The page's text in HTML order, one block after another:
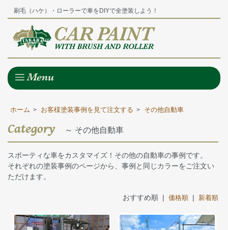
刷毛（ハケ）・ローラーで車をDIYで全塗装しよう！
ホーム > お客様塗装事例を見て注文する > その他自動車
Category ～ その他自動車
スポーティな車をカスタマイズ！その他の自動車の事例です。
それぞれの塗装事例のページから、事例と同じカラーをご注文い
ただけます。
おすすめ順 | 価格順| 新着順